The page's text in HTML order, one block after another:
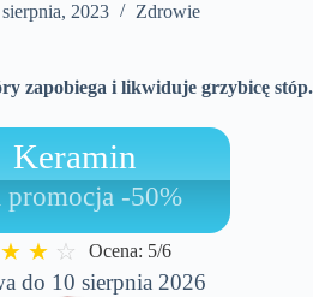
sierpnia, 2023 Zdrowie
zapobiega i likwiduje grzybicę stóp.
Keramin
promocja -50%
★ ★ ☆ Ocena: 5/6
do 10 sierpnia 2026